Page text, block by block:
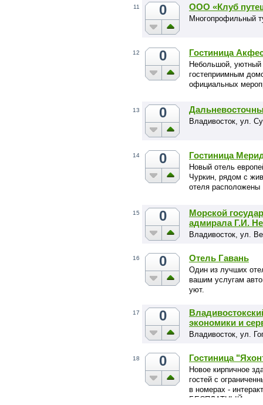
11 0 ООО «Клуб
Многопрофильный
12 0 Гостиница
Небольшой, уютный
гостеприимным
официальных
13 0
Владивосток, ул.
14 0 Гостиница
Новый отель
Чуркин, рядом с
отеля расположены
красоты «Эстет
«Семь небес».
15 0
Морской
адмирала Г.И.
Владивосток, ул.
16 0 Отель Гавань
Один из лучших
вашим услугам
уют.
17 0
экономики и
Владивосток, ул.
18 0 Гостиница
Новое кирпичное
гостей с
в номерах -
БЕСПЛАТНЫЙ